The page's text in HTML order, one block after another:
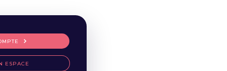
ESPACE